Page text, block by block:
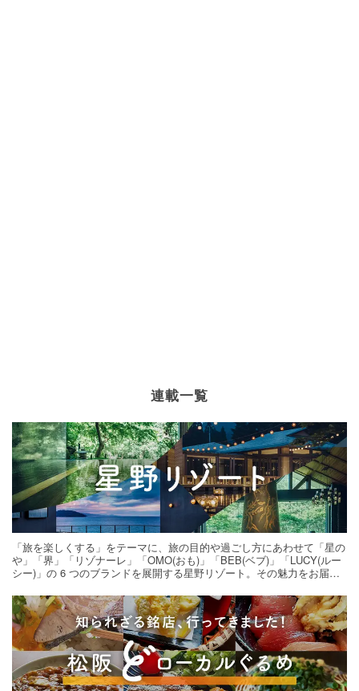
連載一覧
「旅を楽しくする」をテーマに、旅の目的や過ごし方にあわせて「星の
や」「界」「リゾナーレ」「OMO(おも)」「BEB(ベブ)」「LUCY(ルー
シー)」の 6 つのブランドを展開する星野リゾート。その魅力をお届け